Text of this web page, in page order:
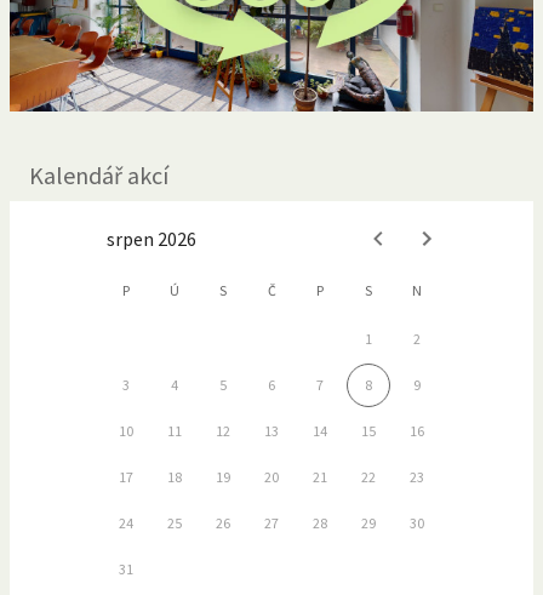
Kalendář akcí
srpen 2026
P Ú S Č P S N
1 2
3 4 5 6 7 8 9
10 11 12 13 14 15 16
17 18 19 20 21 22 23
24 25 26 27 28 29 30
31